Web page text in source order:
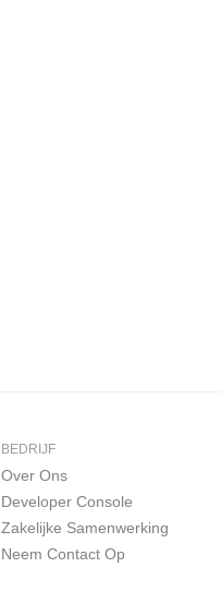
BEDRIJF
Over Ons
Developer Console
Zakelijke Samenwerking
Neem Contact Op